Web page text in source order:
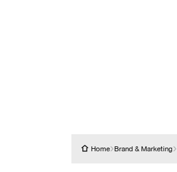
Home›Brand & Marketing›